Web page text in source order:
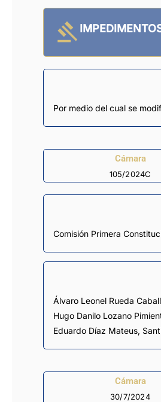
Por medio del cual se
Cámara
105/2024C
Comisión Primera
Álvaro Leonel Rueda
Hugo Danilo Lozano
Eduardo Díaz Mateus,
Cámara
30/7/2024